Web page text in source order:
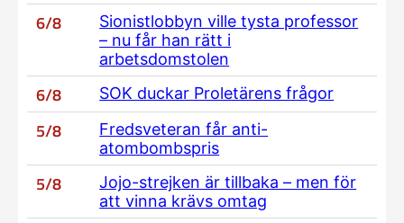
6/8
Sionistlobbyn ville tysta professor
– nu får han rätt i
arbetsdomstolen
6/8 SOK duckar Proletärens frågor
5/8
Fredsveteran får anti-
atombombspris
5/8
Jojo-strejken är tillbaka – men för
att vinna krävs omtag